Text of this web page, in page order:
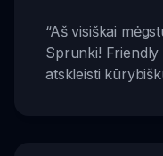
“Aš visiškai
Sprunki!
atskleisti